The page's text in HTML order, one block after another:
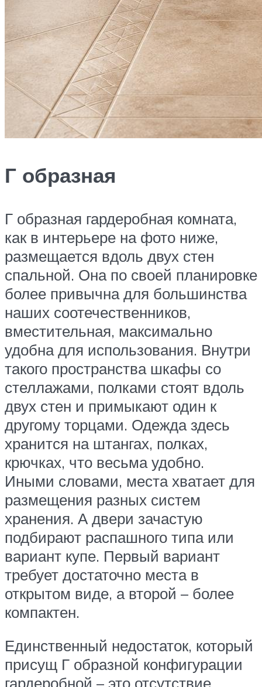
Г образная
Г образная гардеробная комната,
как в интерьере на фото ниже,
размещается вдоль двух стен
спальной. Она по своей планировке
более привычна для большинства
наших соотечественников,
вместительная, максимально
удобна для использования. Внутри
такого пространства шкафы со
стеллажами, полками стоят вдоль
двух стен и примыкают один к
другому торцами. Одежда здесь
хранится на штангах, полках,
крючках, что весьма удобно.
Иными словами, места хватает для
размещения разных систем
хранения. А двери зачастую
подбирают распашного типа или
вариант купе. Первый вариант
требует достаточно места в
открытом виде, а второй – более
компактен.
Единственный недостаток, который
присущ Г образной конфигурации
гардеробной – это отсутствие